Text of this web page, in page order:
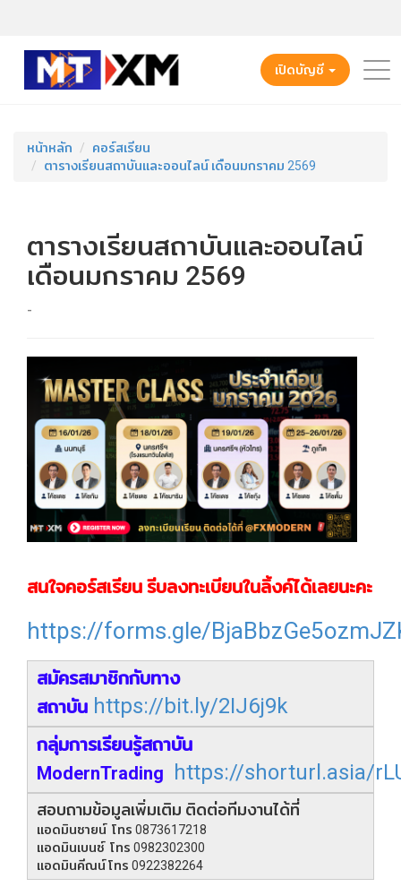
เปิดบัญชี
หน้าหลัก
คอร์สเรียน
ตารางเรียนสถาบันและออนไลน์ เดือนมกราคม 2569
ตารางเรียนสถาบันและออนไลน์
เดือนมกราคม 2569
-
สนใจคอร์สเรียน รีบลงทะเบียนในลิ้งค์ได้เลยนะคะ
https://forms.gle/
สมัครสมาชิกกับทาง
สถาบัน https://bit.ly/2IJ6j9k
กลุ่มการเรียนรู้สถาบัน
ModernTrading
https://shorturl.asia/
สอบถามข้อมูลเพิ่มเติม ติดต่อทีมงานได้ที่
แอดมินซายน์ โทร 0873617218
แอดมินเบนซ์ โทร 0982302300
แอดมินคีณน์ โทร 0922382264